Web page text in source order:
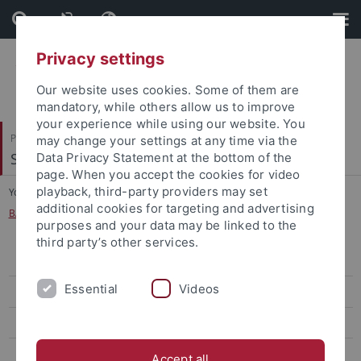
Skip
to
content
Skip
to
footer
Philosophische Fakultät
Seminar für Sprachwissenschaft
You are here: Startseite
...
BA-Nebenfach Allgemeine Sprachwissenschaft
BA-Hauptfach Allgemeine Sprachwissenschaft
MA-Studiengang Allgemeine Sprachwissenschaft
Privacy settings
Our website uses cookies. Some of them are
mandatory, while others allow us to improve
your experience while using our website. You
may change your settings at any time via the
Data Privacy Statement at the bottom of the
page. When you accept the cookies for video
playback, third-party providers may set
additional cookies for targeting and advertising
purposes and your data may be linked to the
third party’s other services.
Essential Videos